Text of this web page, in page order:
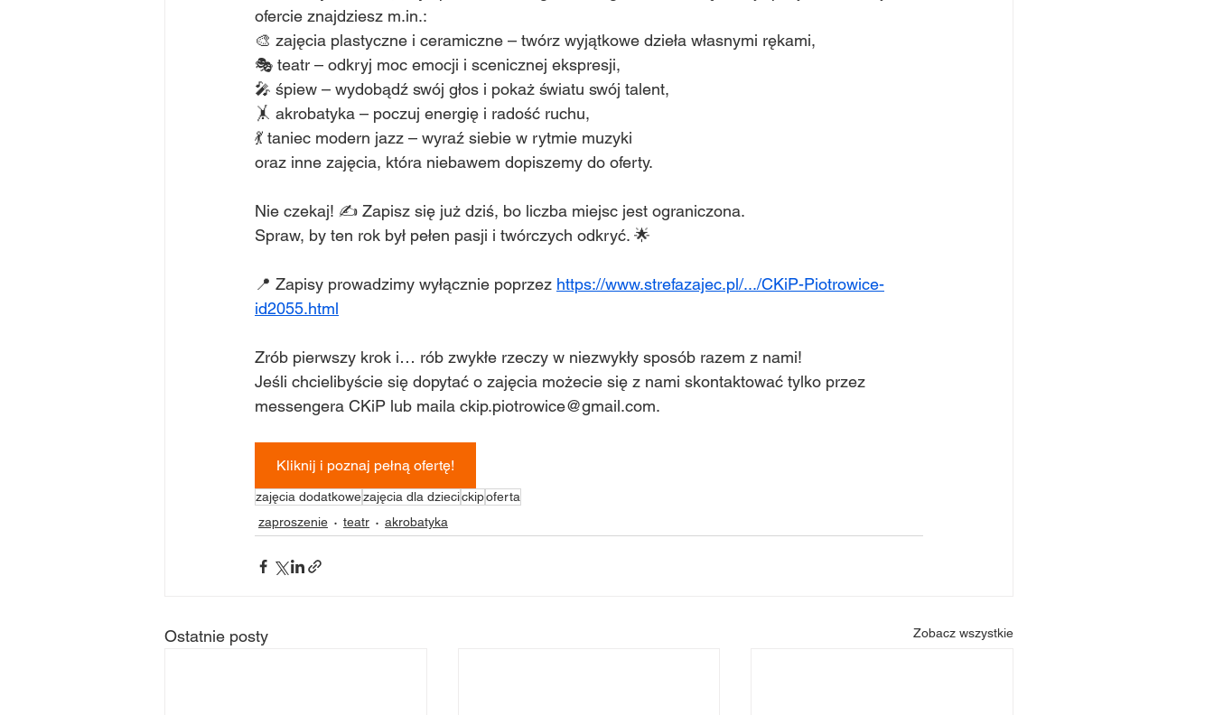
ofercie znajdziesz m.in.:
🎨 zajęcia plastyczne i ceramiczne – twórz wyjątkowe dzieła własnymi rękami,
🎭 teatr – odkryj moc emocji i scenicznej ekspresji,
🎤 śpiew – wydobądź swój głos i pokaż światu swój talent,
🤸 akrobatyka – poczuj energię i radość ruchu,
💃 taniec modern jazz – wyraź siebie w rytmie muzyki
oraz inne zajęcia, która niebawem dopiszemy do oferty.
Nie czekaj! ✍️ Zapisz się już dziś, bo liczba miejsc jest ograniczona.
Spraw, by ten rok był pełen pasji i twórczych odkryć. 🌟
📍 Zapisy prowadzimy wyłącznie poprzez https://www.strefazajec.pl/.../CKiP-Piotrowice-
id2055.html
Zrób pierwszy krok i… rób zwykłe rzeczy w niezwykły sposób razem z nami!
Jeśli chcielibyście się dopytać o zajęcia możecie się z nami skontaktować tylko przez
messengera CKiP lub maila ckip.piotrowice@gmail.com.
Kliknij i poznaj pełną ofertę!
zajęcia dodatkowezajęcia dla dziecickipoferta
zaproszenie
teatr akrobatyka
Ostatnie posty Zobacz wszystkie